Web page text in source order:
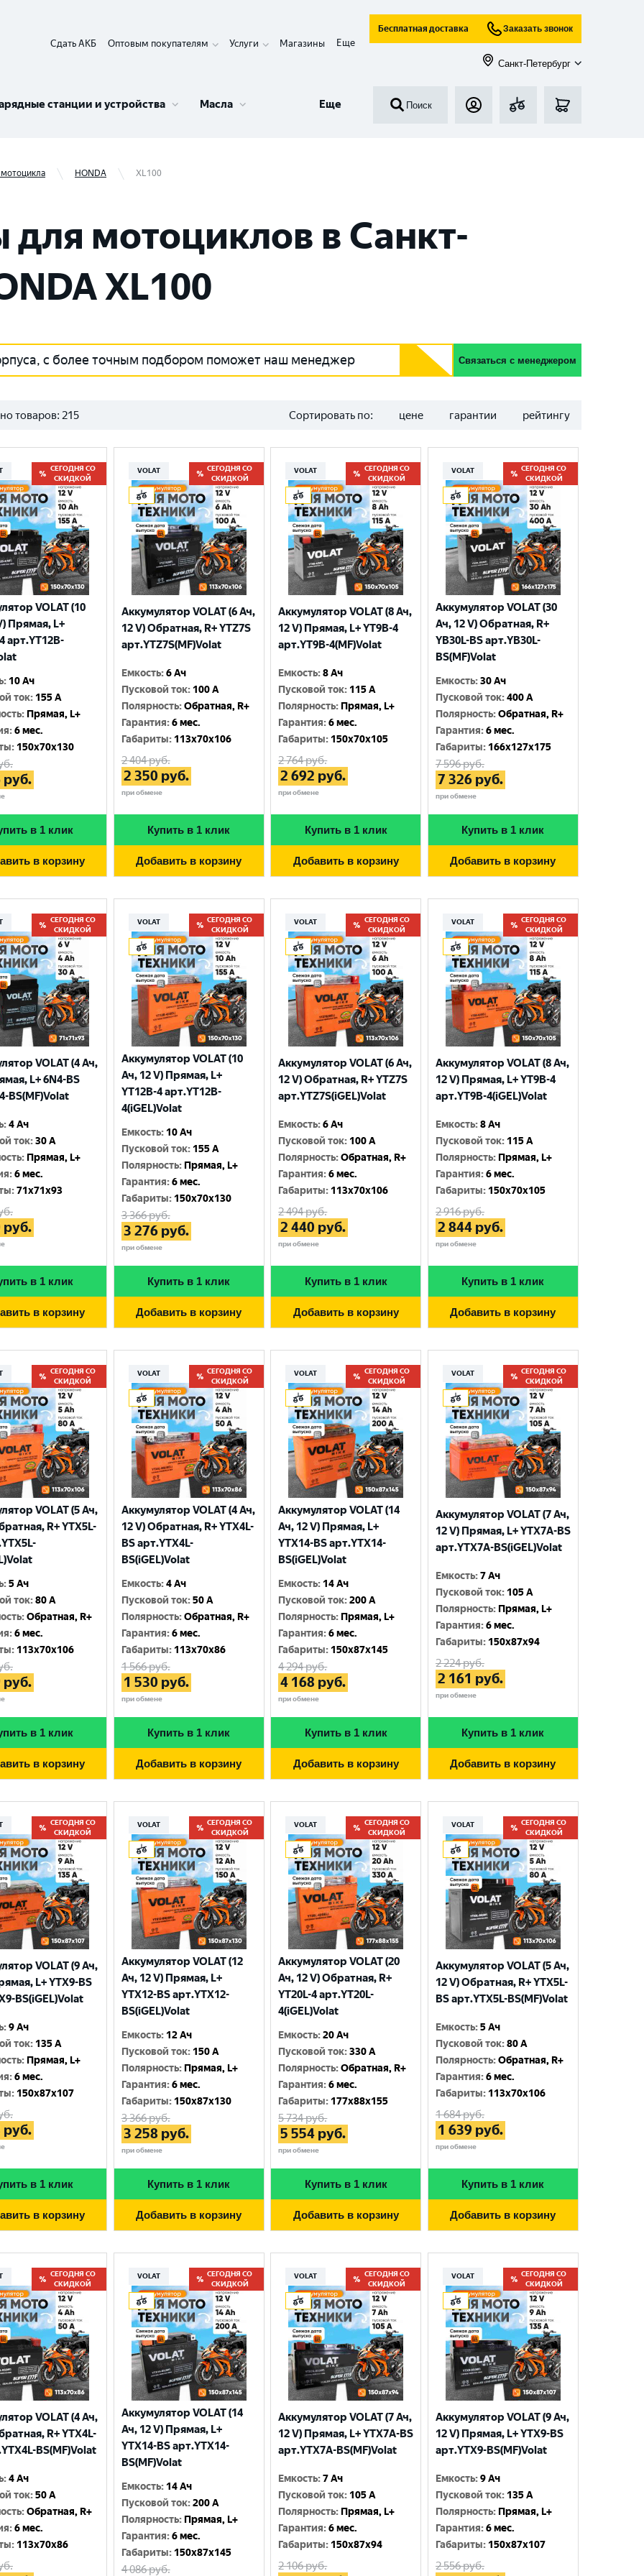
Сдать АКБ Оптовым покупателям Услуги Магазины Еще
Бесплатная доставка Заказать звонок
Санкт-Петербург
станции и устройства Масла Еще Поиск
HONDA XL100
мотоциклов в Санкт-
XL100
с более точным подбором поможет наш менеджер Связаться с менеджером
товаров: 215 Сортировать по: цене гарантии рейтингу
СЕГОДНЯ СО
СКИДКОЙ
VOLAT (10
Прямая, L+
арт.YT12B-
: 10 Ач
ток: 155 A
: Прямая, L+
:6 мес.
: 150x70x130
руб.
в 1 клик
в корзину
VOLAT
СЕГОДНЯ СО
СКИДКОЙ
Аккумулятор VOLAT (6 Ач,
12 V) Обратная, R+ YTZ7S
арт.YTZ7S(MF)Volat
Емкость:6 Ач
Пусковой ток: 100 A
Полярность:Обратная, R+
Гарантия:6 мес.
Габариты: 113x70x106
2 404руб.
2 350 руб.
при обмене
Купить в 1 клик
Добавить в корзину
VOLAT
СЕГОДНЯ СО
СКИДКОЙ
Аккумулятор VOLAT (8 Ач,
12 V) Прямая, L+ YT9B-4
арт.YT9B-4(MF)Volat
Емкость:8 Ач
Пусковой ток: 115 A
Полярность: Прямая, L+
Гарантия:6 мес.
Габариты: 150x70x105
2 764руб.
2 692 руб.
при обмене
Купить в 1 клик
Добавить в корзину
VOLAT
СЕГОДНЯ СО
СКИДКОЙ
Аккумулятор VOLAT (30
Ач, 12 V) Обратная, R+
YB30L-BS арт.YB30L-
BS(MF)Volat
Емкость:30 Ач
Пусковой ток:400 A
Полярность:Обратная, R+
Гарантия:6 мес.
Габариты: 166x127x175
7 596руб.
7 326руб.
при обмене
Купить в 1 клик
Добавить в корзину
СЕГОДНЯ СО
СКИДКОЙ
VOLAT (4 Ач,
L+ 6N4-BS
BS(MF)Volat
:4 Ач
ток:30 A
: Прямая, L+
:6 мес.
:71x71x93
руб.
в 1 клик
в корзину
VOLAT
СЕГОДНЯ СО
СКИДКОЙ
Аккумулятор VOLAT (10
Ач, 12 V) Прямая, L+
YT12B-4 арт.YT12B-
4(iGEL)Volat
Емкость: 10 Ач
Пусковой ток: 155 A
Полярность: Прямая, L+
Гарантия:6 мес.
Габариты: 150x70x130
3 366руб.
3 276руб.
при обмене
Купить в 1 клик
Добавить в корзину
VOLAT
СЕГОДНЯ СО
СКИДКОЙ
Аккумулятор VOLAT (6 Ач,
12 V) Обратная, R+ YTZ7S
арт.YTZ7S(iGEL)Volat
Емкость:6 Ач
Пусковой ток: 100 A
Полярность:Обратная, R+
Гарантия:6 мес.
Габариты: 113x70x106
2 494руб.
2 440 руб.
при обмене
Купить в 1 клик
Добавить в корзину
VOLAT
СЕГОДНЯ СО
СКИДКОЙ
Аккумулятор VOLAT (8 Ач,
12 V) Прямая, L+ YT9B-4
арт.YT9B-4(iGEL)Volat
Емкость:8 Ач
Пусковой ток: 115 A
Полярность: Прямая, L+
Гарантия:6 мес.
Габариты: 150x70x105
2 916руб.
2 844руб.
при обмене
Купить в 1 клик
Добавить в корзину
СЕГОДНЯ СО
СКИДКОЙ
VOLAT (5 Ач,
R+ YTX5L-
:5 Ач
ток:80 A
:Обратная, R+
:6 мес.
: 113x70x106
руб.
в 1 клик
в корзину
VOLAT
СЕГОДНЯ СО
СКИДКОЙ
Аккумулятор VOLAT (4 Ач,
12 V) Обратная, R+ YTX4L-
BS арт.YTX4L-
BS(iGEL)Volat
Емкость:4 Ач
Пусковой ток:50 A
Полярность:Обратная, R+
Гарантия:6 мес.
Габариты: 113x70x86
1 566руб.
1 530 руб.
при обмене
Купить в 1 клик
Добавить в корзину
VOLAT
СЕГОДНЯ СО
СКИДКОЙ
Аккумулятор VOLAT (14
Ач, 12 V) Прямая, L+
YTX14-BS арт.YTX14-
BS(iGEL)Volat
Емкость: 14 Ач
Пусковой ток:200 A
Полярность: Прямая, L+
Гарантия:6 мес.
Габариты: 150x87x145
4 294руб.
4 168 руб.
при обмене
Купить в 1 клик
Добавить в корзину
VOLAT
СЕГОДНЯ СО
СКИДКОЙ
Аккумулятор VOLAT (7 Ач,
12 V) Прямая, L+ YTX7A-BS
арт.YTX7A-BS(iGEL)Volat
Емкость:7 Ач
Пусковой ток: 105 A
Полярность: Прямая, L+
Гарантия:6 мес.
Габариты: 150x87x94
2 224руб.
2 161 руб.
при обмене
Купить в 1 клик
Добавить в корзину
СЕГОДНЯ СО
СКИДКОЙ
VOLAT (9 Ач,
L+ YTX9-BS
BS(iGEL)Volat
:9 Ач
ток: 135 A
: Прямая, L+
:6 мес.
: 150x87x107
руб.
в 1 клик
в корзину
VOLAT
СЕГОДНЯ СО
СКИДКОЙ
Аккумулятор VOLAT (12
Ач, 12 V) Прямая, L+
YTX12-BS арт.YTX12-
BS(iGEL)Volat
Емкость: 12 Ач
Пусковой ток: 150 A
Полярность: Прямая, L+
Гарантия:6 мес.
Габариты: 150x87x130
3 366руб.
3 258 руб.
при обмене
Купить в 1 клик
Добавить в корзину
VOLAT
СЕГОДНЯ СО
СКИДКОЙ
Аккумулятор VOLAT (20
Ач, 12 V) Обратная, R+
YT20L-4 арт.YT20L-
4(iGEL)Volat
Емкость:20 Ач
Пусковой ток:330 A
Полярность:Обратная, R+
Гарантия:6 мес.
Габариты: 177x88x155
5 734руб.
5 554 руб.
при обмене
Купить в 1 клик
Добавить в корзину
VOLAT
СЕГОДНЯ СО
СКИДКОЙ
Аккумулятор VOLAT (5 Ач,
12 V) Обратная, R+ YTX5L-
BS арт.YTX5L-BS(MF)Volat
Емкость:5 Ач
Пусковой ток:80 A
Полярность:Обратная, R+
Гарантия:6 мес.
Габариты: 113x70x106
1 684руб.
1 639 руб.
при обмене
Купить в 1 клик
Добавить в корзину
СЕГОДНЯ СО
СКИДКОЙ
VOLAT (4 Ач,
R+ YTX4L-
BS(MF)Volat
:4 Ач
ток:50 A
:Обратная, R+
:6 мес.
: 113x70x86
VOLAT
СЕГОДНЯ СО
СКИДКОЙ
Аккумулятор VOLAT (14
Ач, 12 V) Прямая, L+
YTX14-BS арт.YTX14-
BS(MF)Volat
Емкость: 14 Ач
Пусковой ток:200 A
Полярность: Прямая, L+
Гарантия:6 мес.
Габариты: 150x87x145
4 086руб.
VOLAT
СЕГОДНЯ СО
СКИДКОЙ
Аккумулятор VOLAT (7 Ач,
12 V) Прямая, L+ YTX7A-BS
арт.YTX7A-BS(MF)Volat
Емкость:7 Ач
Пусковой ток: 105 A
Полярность: Прямая, L+
Гарантия:6 мес.
Габариты: 150x87x94
2 106руб.
VOLAT
СЕГОДНЯ СО
СКИДКОЙ
Аккумулятор VOLAT (9 Ач,
12 V) Прямая, L+ YTX9-BS
арт.YTX9-BS(MF)Volat
Емкость:9 Ач
Пусковой ток: 135 A
Полярность: Прямая, L+
Гарантия:6 мес.
Габариты: 150x87x107
2 556руб.
Выберите ваш город
Великий Новгород
Москва
Санкт-Петербург
Смоленск